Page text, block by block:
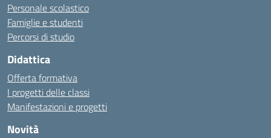
Personale scolastico
Famiglie e studenti
Percorsi di studio
Didattica
Offerta formativa
I progetti delle classi
Manifestazioni e progetti
Novità